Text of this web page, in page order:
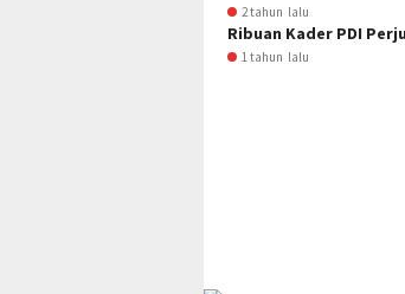
2 tahun lalu
Ribuan Kader PDI
1 tahun lalu